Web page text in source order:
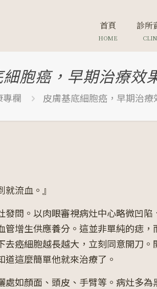
首頁
HOME
診所
胞癌，早期治療效
專欄 皮膚基底細胞癌，早期治療
流血。』
問。以肉眼審視病灶中心略微凹
增生供應養分。這並非單純的痣
癌細胞越長越大，立刻同意開刀
這麼簡單他就來治療了。
如顏面、頭皮、手臂等。病灶多為